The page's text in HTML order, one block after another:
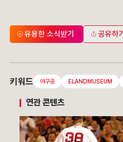
유용한 소식받기 공유하기
키워드 야구공 ELANDMUSEUM
연관 콘텐츠